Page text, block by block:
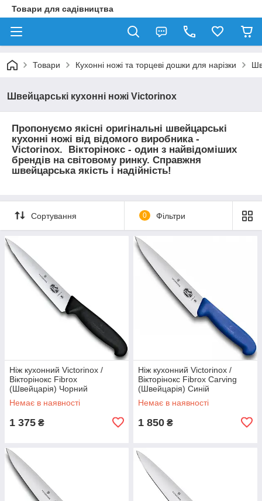
Товари для садівництва
Товари Кухонні ножі та торцеві дошки для нарізки
Швейцарські кухонні ножі Victorinox
Пропонуємо якісні оригінальні швейцарські
кухонні ножі від відомого виробника -
Victorinox. Вікторінокс - один з найвідоміших
брендів на світовому ринку. Справжня
швейцарська якість і надійність!
Сортування 0 Фільтри
Ніж кухонний Victorinox /
Вікторінокс Fibrox
(Швейцарія) Чорний
Немає в наявності
1 375 ₴
Ніж кухонний Victorinox /
Вікторінокс Fibrox Carving
(Швейцарія) Синій
Немає в наявності
1 850 ₴